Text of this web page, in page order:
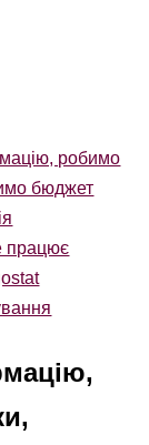
робимо
бюджет
працює